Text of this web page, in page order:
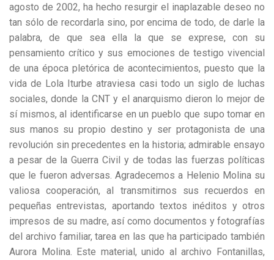
agosto de 2002, ha hecho resurgir el inaplazable deseo no
tan sólo de recordarla sino, por encima de todo, de darle la
palabra, de que sea ella la que se exprese, con su
pensamiento crítico y sus emociones de testigo vivencial
de una época pletórica de acontecimientos, puesto que la
vida de Lola Iturbe atraviesa casi todo un siglo de luchas
sociales, donde la CNT y el anarquismo dieron lo mejor de
sí mismos, al identificarse en un pueblo que supo tomar en
sus manos su propio destino y ser protagonista de una
revolución sin precedentes en la historia; admirable ensayo
a pesar de la Guerra Civil y de todas las fuerzas políticas
que le fueron adversas. Agradecemos a Helenio Molina su
valiosa cooperación, al transmitirnos sus recuerdos en
pequeñas entrevistas, aportando textos inéditos y otros
impresos de su madre, así como documentos y fotografías
del archivo familiar, tarea en las que ha participado también
Aurora Molina. Este material, unido al archivo Fontanillas,